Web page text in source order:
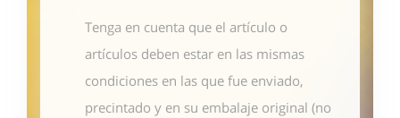
Tenga en cuenta que el artículo o
artículos deben estar en las mismas
condiciones en las que fue enviado,
precintado y en su embalaje original (no